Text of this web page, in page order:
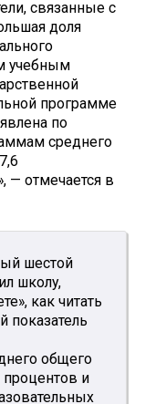
связанные с
доля
учебным
программе
по
среднего
— отмечается в
шестой
школу,
как читать
показатель
общего
процентов и